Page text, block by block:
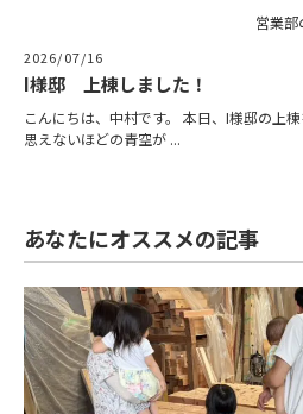
営業部
2026/07/16
I様邸 上棟しました！
こんにちは、中村です。 本日、I様邸の上
思えないほどの青空が ...
あなたにオススメの記事